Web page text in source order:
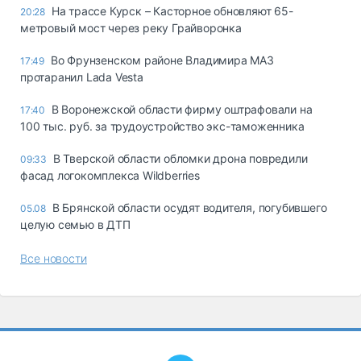
20:28 На трассе Курск – Касторное обновляют 65-
метровый мост через реку Грайворонка
17:49 Во Фрунзенском районе Владимира МАЗ
протаранил Lada Vesta
17:40
В Воронежской области фирму оштрафовали на
100 тыс. руб. за трудоустройство экс-таможенника
09:33
В Тверской области обломки дрона повредили
фасад логокомплекса Wildberries
05.08 В Брянской области осудят водителя, погубившего
целую семью в ДТП
Все новости